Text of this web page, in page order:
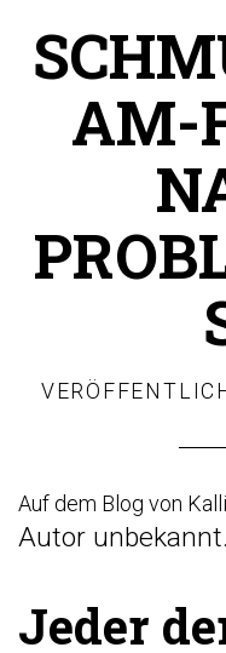
AM-
Auf dem Blog von
Autor
Jeder